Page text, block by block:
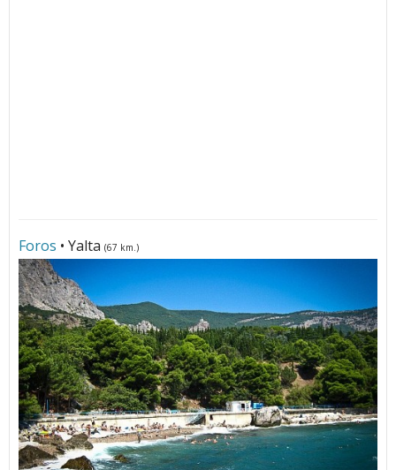
Foros • Yalta (67 km.)